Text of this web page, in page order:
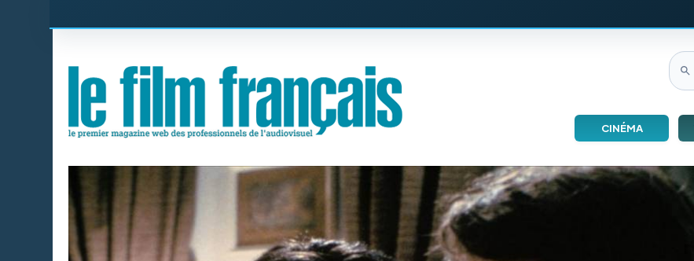
CINÉMA